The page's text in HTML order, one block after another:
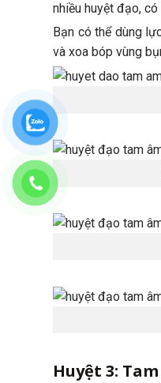
nhiều huyệt đạo,
Bạn có thể dùng
và xoa bóp vùng
Huyệt 3: